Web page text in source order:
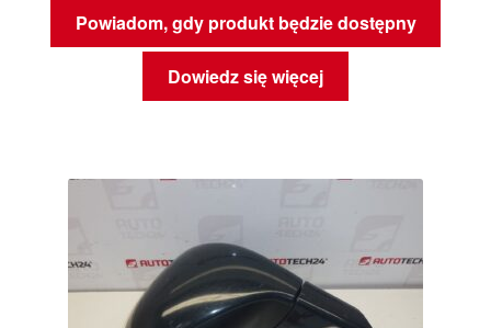
Powiadom, gdy produkt będzie dostępny
Dowiedz się więcej